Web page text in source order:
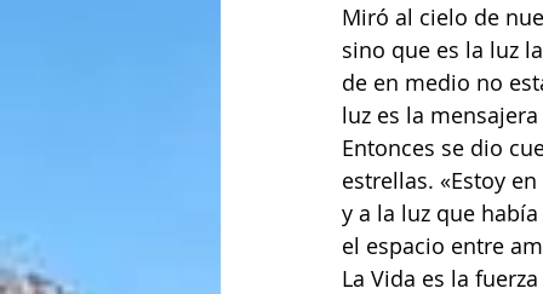
Miró al cielo de
sino que es la luz
de en medio no
luz es la
Entonces se dio
estrellas. «Estoy
y a la luz que
el espacio entre
La Vida es la